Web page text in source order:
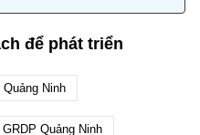
để phát triển
Quảng Ninh
GRDP Quảng Ninh